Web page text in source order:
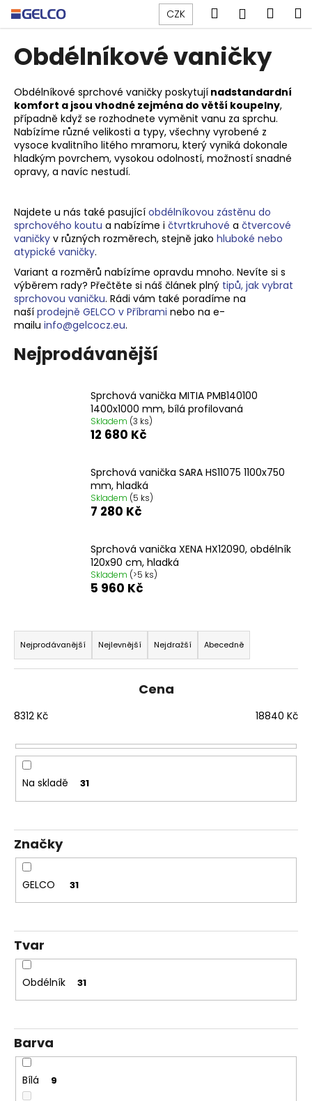
Přejít
na
obsah
CZK Hledat
Obdélníkové vaničky
Obdélníkové sprchové vaničky poskytují nadstandardní
komfort a jsou vhodné zejména do větší koupelny,
případně když se rozhodnete vyměnit vanu za sprchu.
Nabízíme různé velikosti a typy, všechny vyrobené z
vysoce kvalitního litého mramoru, který vyniká dokonale
hladkým povrchem, vysokou odolností, možností snadné
opravy, a navíc nestudí.
Najdete u nás také pasující obdélníkovou zástěnu do
sprchového koutu a nabízíme i čtvrtkruhové a čtvercové
vaničky v různých rozměrech, stejně jako hluboké nebo
atypické vaničky.
Variant a rozměrů nabízíme opravdu mnoho. Nevíte si s
výběrem rady? Přečtěte si náš článek plný tipů, jak vybrat
sprchovou vaničku. Rádi vám také poradíme na
naší prodejně GELCO v Příbrami nebo na e-
mailu info@gelcocz.eu.
Nejprodávanější
Sprchová vanička MITIA PMB140100
1400x1000 mm, bílá profilovaná
Skladem (3 ks)
12 680 Kč
Sprchová vanička SARA HS11075 1100x750
mm, hladká
Skladem (5 ks)
7 280 Kč
Sprchová vanička XENA HX12090, obdélník
120x90 cm, hladká
Skladem (>5 ks)
5 960 Kč
Ř
a
z
í
p
r
o
d
k
t
ů
Nejprodávanější Nejlevnější Nejdražší Abecedně
Cena
8312 Kč 18840 Kč
Na skladě 31
Značky
GELCO 31
Tvar
Obdélník 31
Barva
Bílá 9
o
o
p
o
t
ř
e
b
u
j
e
t
e
n
a
j
í
HLEDAT
č
u
j
e
VOLCANO
CHROM
SPRCHOVÉ
DVEŘE
NIKY
ČIRÉ
SKLO,
GV1014
16
792
Původně:
990
Kč